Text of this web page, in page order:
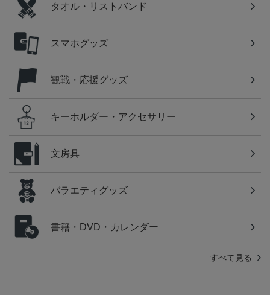
タオル・リストバンド
スマホグッズ
観戦・応援グッズ
キーホルダー・アクセサリー
文房具
バラエティグッズ
書籍・DVD・カレンダー
すべて見る